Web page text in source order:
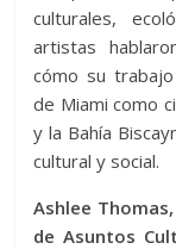
culturales,
artistas
cómo su
de Miami como
y la Bahía
cultural y social.
Ashlee
de Asuntos